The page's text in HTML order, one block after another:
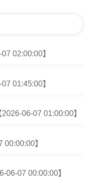
02:00:00】
01:45:00】
06-07 01:00:00】
】
06-07 00:00:00】